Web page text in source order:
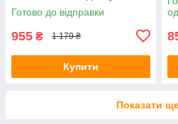
TKL 5 colors Black
Готово до відправки
955 ₴ 1 179 ₴
Купити
од.
Показати